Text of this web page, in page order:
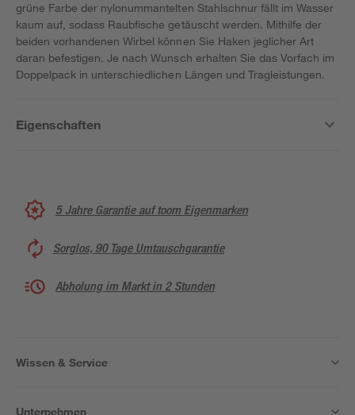
grüne Farbe der nylonummantelten Stahlschnur fällt im Wasser
kaum auf, sodass Raubfische getäuscht werden. Mithilfe der
beiden vorhandenen Wirbel können Sie Haken jeglicher Art
daran befestigen. Je nach Wunsch erhalten Sie das Vorfach im
Doppelpack in unterschiedlichen Längen und Tragleistungen.
Eigenschaften
5 Jahre Garantie auf toom Eigenmarken
Sorglos, 90 Tage Umtauschgarantie
Abholung im Markt in 2 Stunden
Wissen & Service
Unternehmen